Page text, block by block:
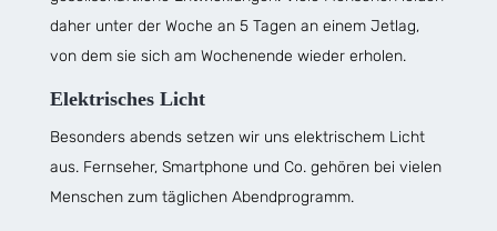
daher unter der Woche an 5 Tagen an einem Jetlag,
von dem sie sich am Wochenende wieder erholen.
Elektrisches Licht
Besonders abends setzen wir uns elektrischem Licht
aus. Fernseher, Smartphone und Co. gehören bei vielen
Menschen zum täglichen Abendprogramm.